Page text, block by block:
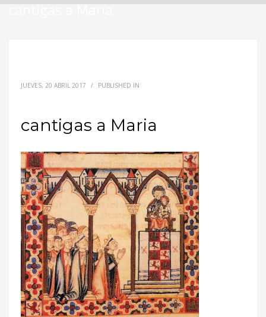
cantigas a Maria
JUEVES, 20 ABRIL 2017 / PUBLISHED IN
cantigas a Maria